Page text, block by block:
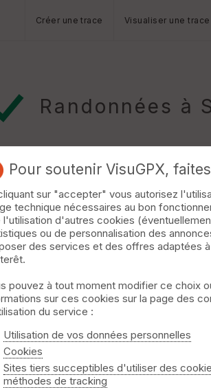
Créer une trace Visualiser une trace
Randonnées à
: www.equiliberte.org Un itinéraire
parcelles de vignes, bois et céréales. A
barre d'attache) . Le parking est possible
le lien rando.pedestre.33.over-blog.com/
Pour soutenir VisuGPX,
sur "accepter" vous autorisez
technique nécessaires au bon
l'utilisation d'autres cookies
ou de personnalisation des
des services et des offres adaptées
pouvez à tout moment modifier ce choix
sur ces cookies sur la page des
du service :
Utilisation de vos données personnelles
Cookies
Sites tiers succeptibles d'utiliser des
méthodes de tracking